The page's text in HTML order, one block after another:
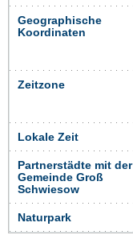
Geographische
Koordinaten
Zeitzone
Lokale Zeit
Partnerstädte mit der
Gemeinde Groß
Schwiesow
Naturpark